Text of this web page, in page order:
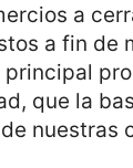
a
a fin de
que la
nuestras